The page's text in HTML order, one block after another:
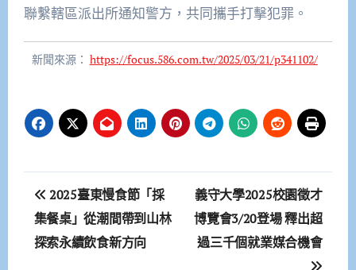
聯繫轄區派出所通知警方，共同攜手打擊犯罪。
新聞來源： https://focus.586.com.tw/2025/03/21/p341102/
文
章
導
2025臺東慢食節「採
集餐桌」從潮間帶到山林
探索永續飲食新方向
義守大學2025校園徵才
博覽會3/20登場 釋出超
過三千個就業媒合機會